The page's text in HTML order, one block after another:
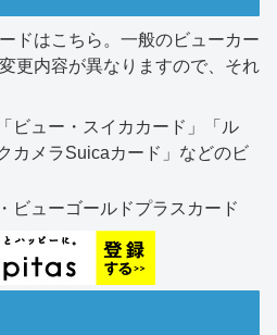
ドはこちら。一般のビューカー
更内容が異なりますので、それ
ビュー・スイカカード」「ル
カメラSuicaカード」などのビ
ビューゴールドプラスカード